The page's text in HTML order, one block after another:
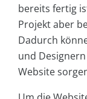
bereits fertig
Projekt aber
Dadurch
und
Website